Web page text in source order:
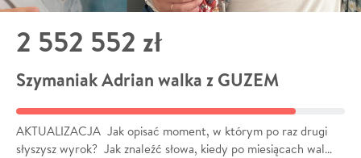
2 552 552 zł
Szymaniak Adrian walka z GUZEM
AKTUALIZACJA Jak opisać moment, w którym po raz drugi
słyszysz wyrok? Jak znaleźć słowa, kiedy po miesiącach wal…